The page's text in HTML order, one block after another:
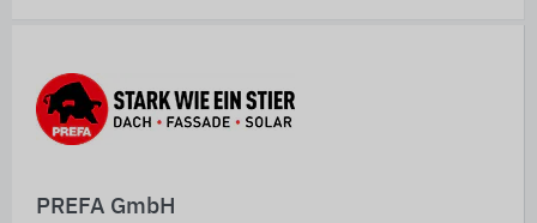
PREFA GmbH
Schnelleinstiege